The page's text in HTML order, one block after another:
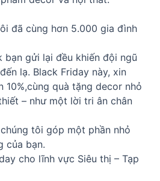
đã cùng hơn 5.000 gia đình
bạn gửi lại đều khiến đội ngũ
lạ. Black Friday này, xin
10%,cùng quà tặng decor nhỏ
– như một lời tri ân chân
tôi góp một phần nhỏ
của bạn.
cho lĩnh vực Siêu thị – Tạp